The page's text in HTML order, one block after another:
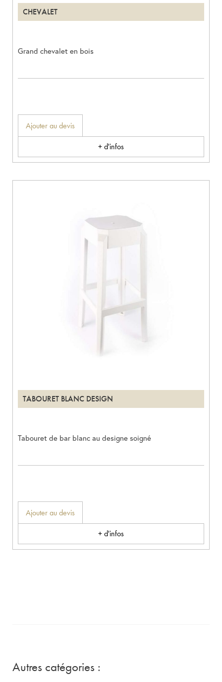
CHEVALET
Grand chevalet en bois
Ajouter au devis
+ d'infos
TABOURET BLANC DESIGN
Tabouret de bar blanc au designe soigné
Ajouter au devis
+ d'infos
Autres catégories :